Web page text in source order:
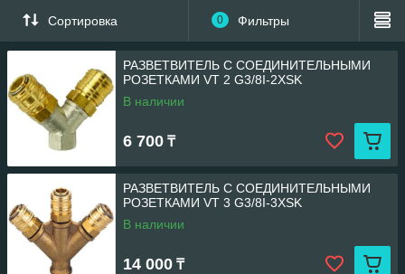
Сортировка 0 Фильтры
РАЗВЕТВИТЕЛЬ С СОЕДИНИТЕЛЬНЫМИ
РОЗЕТКАМИ VT 2 G3/8I-2XSK
В наличии
6 700 ₸
РАЗВЕТВИТЕЛЬ С СОЕДИНИТЕЛЬНЫМИ
РОЗЕТКАМИ VT 3 G3/8I-3XSK
В наличии
14 000 ₸